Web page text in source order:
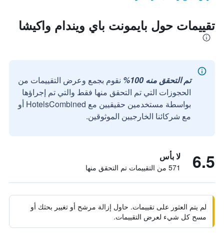
تقييمات حول بايمونت باي ويندام واكيشا
تم التحقق منه 100%
نقوم بجمع وعرض التقييمات من
الحجوزات التي تم التحقق منها فقط والتي تم إجراؤها
بواسطة مستخدمين حقيقيين مع HotelsCombined أو
مع شركائنا الخارجيين الموثوقين.
6.5 لا بأس
571 من التقييمات تم التحقق منها
لم يتم العثور على تقييمات. حاول إزالة مرشح أو تغيير بحثك أو
مسح كل شيء لعرض التقييمات.